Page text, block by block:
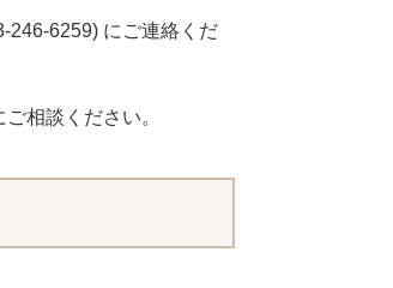
246-6259) にご連絡くだ
相談ください。